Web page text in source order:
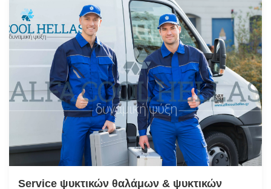
Service ψυκτικών θαλάμων & ψυκτικών